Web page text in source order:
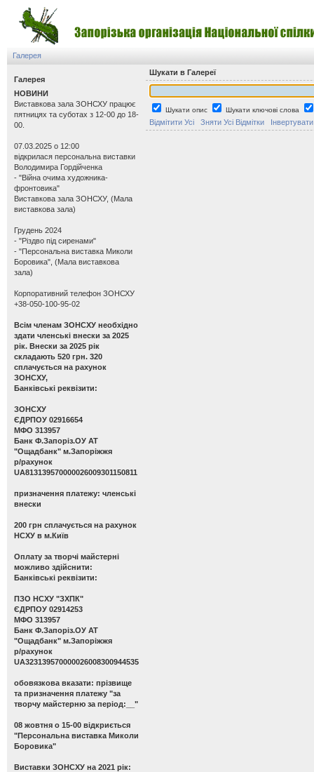
Галерея
Галерея
НОВИНИ
Виставкова зала ЗОНСХУ працює
пятницях та суботах з 12-00 до 18-
00.
07.03.2025 о 12:00
відкрилася персональна виставки
Володимира Гордійченка
- "Війна очима художника-
фронтовика"
Виставкова зала ЗОНСХУ, (Мала
виставкова зала)
Грудень 2024
- "Різдво під сиренами"
- "Персональна виставка Миколи
Боровика", (Мала виставкова
зала)
Корпоративний телефон ЗОНСХУ
+38-050-100-95-02
Всім членам ЗОНСХУ необхідно
здати членські внески за 2025
рік. Внески за 2025 рік
складають 520 грн. 320
сплачується на рахунок
ЗОНСХУ,
Банківські реквізити:
ЗОНСХУ
ЄДРПОУ 02916654
МФО 313957
Банк Ф.Запоріз.ОУ АТ
"Ощадбанк" м.Запоріжжя
р/рахунок
UA813139570000026009301150811
призначення платежу: членські
внески
200 грн сплачується на рахунок
НСХУ в м.Київ
Оплату за творчі майстерні
можливо здійснити:
Банківські реквізити:
ПЗО НСХУ "ЗХПК"
ЄДРПОУ 02914253
МФО 313957
Банк Ф.Запоріз.ОУ АТ
"Ощадбанк" м.Запоріжжя
р/рахунок
UA323139570000026008300944535
обовязкова вказати: прізвище
та призначення платежу "за
творчу майстерню за період:__"
08 жовтня о 15-00 відкриється
"Персональна виставка Миколи
Боровика"
Виставки ЗОНСХУ на 2021 рік:
Шукати в Галереї
Шукати опис Шукати ключові слова
Відмітити Усі Зняти Усі Відмітки Інвертувати